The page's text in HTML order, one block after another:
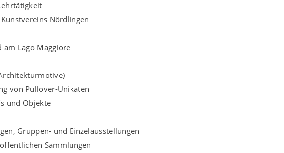
Nördlingen
am Lago Maggiore
von Pullover-Unikaten
und Objekte
Gruppen- und Einzelausstellungen
Sammlungen